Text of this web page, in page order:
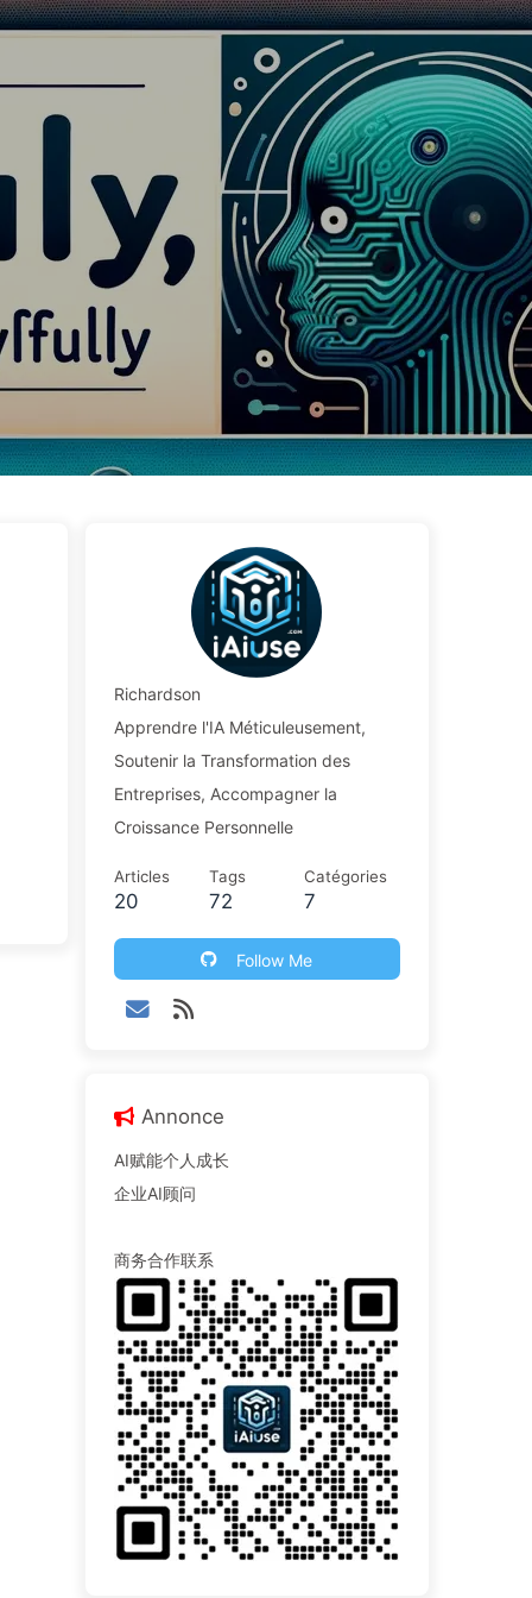
Catégories Liens À propos 🇫🇷 Français
Richardson
Apprendre l'IA Méticuleusement,
Soutenir la Transformation des
Entreprises, Accompagner la
Croissance Personnelle
Articles
20
Tags
72
Catégories
7
Follow Me
Annonce
AI赋能个人成长
企业AI顾问
商务合作联系